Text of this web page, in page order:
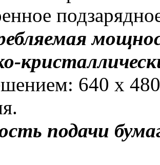
640 х
подачи